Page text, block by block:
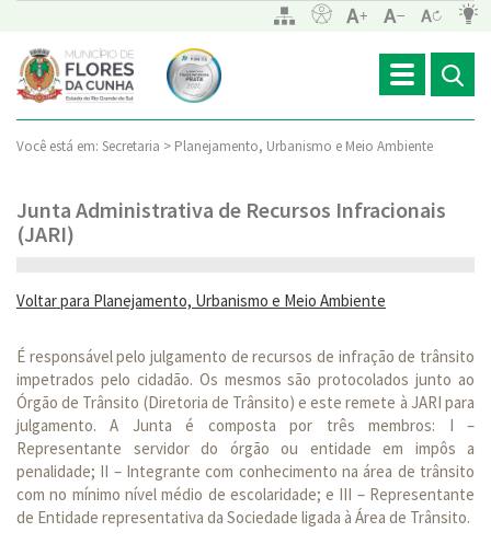
Toggle
navigation
Você está em: Secretaria > Planejamento, Urbanismo e Meio Ambiente
Junta Administrativa de Recursos Infracionais
(JARI)
Voltar para Planejamento, Urbanismo e Meio Ambiente
É responsável pelo julgamento de recursos de infração de trânsito
impetrados pelo cidadão. Os mesmos são protocolados junto ao
Órgão de Trânsito (Diretoria de Trânsito) e este remete à JARI para
julgamento. A Junta é composta por três membros: I –
Representante servidor do órgão ou entidade em impôs a
penalidade; II – Integrante com conhecimento na área de trânsito
com no mínimo nível médio de escolaridade; e III – Representante
de Entidade representativa da Sociedade ligada à Área de Trânsito.